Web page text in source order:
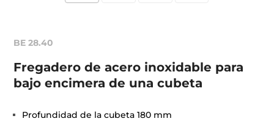
BE 28.40
Fregadero de acero inoxidable para
bajo encimera de una cubeta
Profundidad de la cubeta 180 mm